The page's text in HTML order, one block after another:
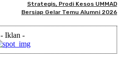
Strategis, Prodi Kesos UMMAD
Bersiap Gelar Temu Alumni 2026
- Iklan -